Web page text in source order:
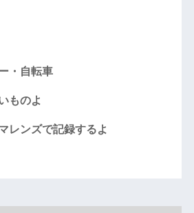
・自転車
ものよ
レンズで記録するよ